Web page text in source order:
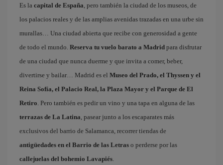
Es la capital de España, pero también la ciudad de los museos, de
los palacios reales y de las amplias avenidas trazadas en una urbe sin
murallas… Una ciudad abierta que recibe con generosidad a gente
de todo el mundo. Reserva tu vuelo barato a Madrid para disfrutar
de una ciudad que nunca duerme y que invita a comer, beber,
divertirse y bailar… Madrid es el Museo del Prado, el Thyssen y el
Reina Sofía, el Palacio Real, la Plaza Mayor y el Parque de El
Retiro. Pero también es pedir un vino y una tapa en alguna de las
terrazas de La Latina, pasear junto a los escaparates más
exclusivos del barrio de Salamanca, recorrer tiendas de
antigüedades en el Barrio de las Letras o perderse por las
callejuelas del bohemio Lavapiés.